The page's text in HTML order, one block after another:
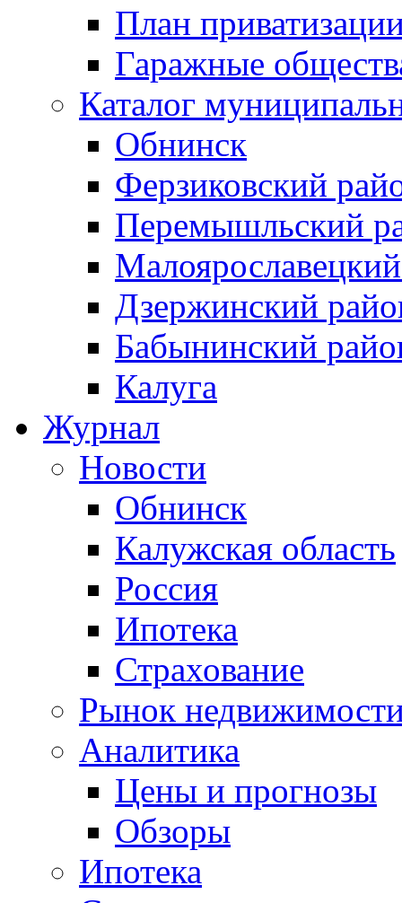
План
Гаражные
Каталог
Обнинск
Ферзиковский
Перемышльский
Дзержинский
Бабынинский
Калуга
Журнал
Новости
Обнинск
Калужская область
Россия
Ипотека
Страхование
Рынок
Аналитика
Цены и прогнозы
Обзоры
Ипотека